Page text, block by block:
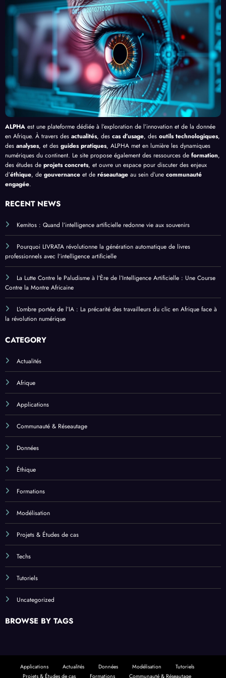
e le
Palud
isme
en
Afriq
ue
, au-
delà
de
Bang
ui
cacit
é de
l’IA
lligen
Artifi
cielle
ALPHA est une plateforme dédiée à l’exploration de l’innovation et de la donnée
en Afrique. À travers des actualités, des cas d’usage, des outils technologiques,
des analyses, et des guides pratiques, ALPHA met en lumière les dynamiques
numériques du continent. Le site propose également des ressources de formation,
des études de projets concrets, et ouvre un espace pour discuter des enjeux
d’éthique, de gouvernance et de réseautage au sein d’une communauté
engagée.
RECENT NEWS
Kemitos : Quand l’intelligence artificielle redonne vie aux souvenirs
Pourquoi LIVRATA révolutionne la génération automatique de livres
professionnels avec l’intelligence artificielle
La Lutte Contre le Paludisme à l’Ère de l’Intelligence Artificielle : Une Course
Contre la Montre Africaine
L’ombre portée de l’IA : La précarité des travailleurs du clic en Afrique face à
la révolution numérique
CATEGORY
Actualités
Afrique
Applications
Communauté & Réseautage
Données
Éthique
Formations
Modélisation
Projets & Études de cas
Techs
Tutoriels
Uncategorized
BROWSE BY TAGS
Applications Actualités Données Modélisation
Tutoriels
Projets & Études de cas
Formations Communauté & Réseautage